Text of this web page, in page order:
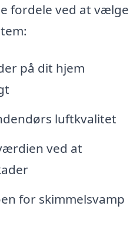
fordele ved at vælge
på dit hjem
luftkvalitet
ved at
for skimmelsvamp